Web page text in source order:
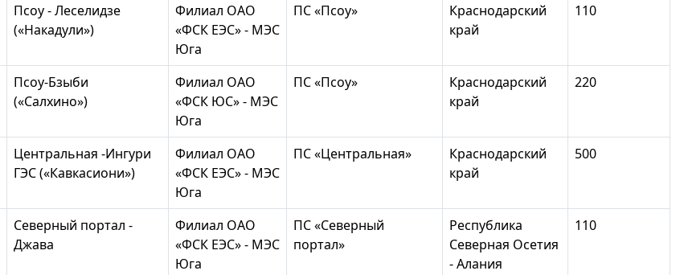
Псоу - Леселидзе
(«Накадули»)
Филиал ОАО
«ФСК ЕЭС» - МЭС
Юга
ПС «Псоу»
Краснодарский
край
110
Псоу-Бзыби
(«Салхино»)
Филиал ОАО
«ФСК ЮС» - МЭС
Юга
ПС «Псоу»
Краснодарский
край
220
Центральная -Ингури
ГЭС («Кавкасиони»)
Филиал ОАО
«ФСК ЕЭС» - МЭС
Юга
ПС «Центральная»
Краснодарский
край
500
Северный портал -
Джава
Филиал ОАО
«ФСК ЕЭС» - МЭС
Юга
ПС «Северный
портал»
Республика
Северная Осетия
- Алания
110